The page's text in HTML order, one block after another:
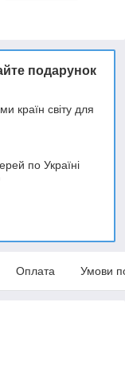
подарунок
країн світу для
по Україні
Оплата Умови